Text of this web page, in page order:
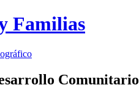
Familias
Comunitario